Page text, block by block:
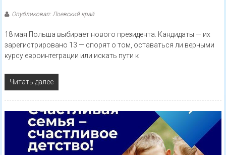
Опубликовал: Лоевский край
18 мая Польша выбирает нового президента. Кандидаты — их
зарегистрировано 13 — спорят о том, оставаться ли верными
курсу евроинтеграции или искать пути к
Читать далее